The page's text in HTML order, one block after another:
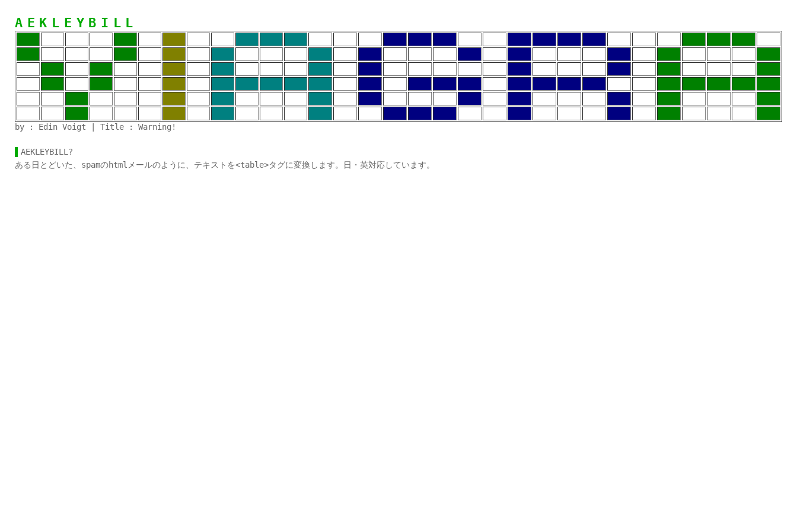
AEKLEYBILL
by : Edin Voigt | Title : Warning!
AEKLEYBILL?
ある日とどいた、spamのhtmlメールのように、テキストを<table>タグに変換します。日・英対応しています。